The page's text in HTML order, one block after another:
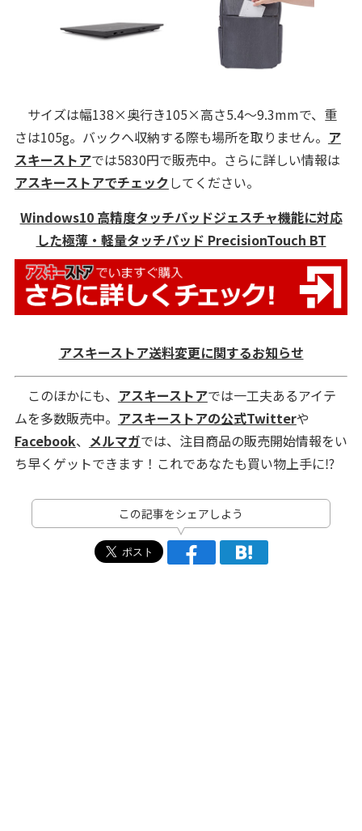
サイズは幅138×奥行き105×高さ5.4～9.3mmで、重
さは105g。バックへ収納する際も場所を取りません。 ア
スキーストアでは5830円で販売中。さらに詳しい情報は
アスキーストアでチェックしてください。
Windows10 高精度タッチパッドジェスチャ機能に対応
した極薄・軽量タッチパッド PrecisionTouch BT
アスキーストア送料変更に関するお知らせ
このほかにも、 アスキーストアでは一工夫あるアイテ
ムを多数販売中。 アスキーストアの公式Twitterや
Facebook、 メルマガでは、注目商品の販売開始情報をい
ち早くゲットできます！これであなたも買い物上手に⁉
この記事をシェアしよう